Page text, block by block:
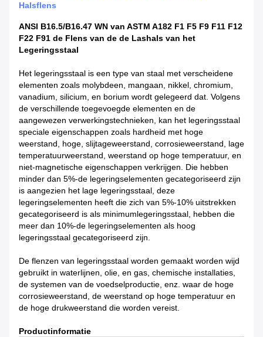
Halsflens
ANSI B16.5/B16.47 WN van ASTM A182 F1 F5 F9 F11 F12
F22 F91 de Flens van de de Lashals van het
Legeringsstaal
Het legeringsstaal is een type van staal met verscheidene
elementen zoals molybdeen, mangaan, nikkel, chromium,
vanadium, silicium, en borium wordt gelegeerd dat. Volgens
de verschillende toegevoegde elementen en de
aangewezen verwerkingstechnieken, kan het legeringsstaal
speciale eigenschappen zoals hardheid met hoge
weerstand, hoge, slijtageweerstand, corrosieweerstand, lage
temperatuurweerstand, weerstand op hoge temperatuur, en
niet-magnetische eigenschappen verkrijgen. Die hebben
minder dan 5%-de legeringselementen gecategoriseerd zijn
is aangezien het lage legeringsstaal, deze
legeringselementen heeft die zich van 5%-10% uitstrekken
gecategoriseerd is als minimumlegeringsstaal, hebben die
meer dan 10%-de legeringselementen als hoog
legeringsstaal gecategoriseerd zijn.
De flenzen van legeringsstaal worden gemaakt worden wijd
gebruikt in waterlijnen, olie, en gas, chemische installaties,
de systemen van de voedselproductie, enz. waar de hoge
corrosieweerstand, de weerstand op hoge temperatuur en
de hoge drukweerstand die worden vereist.
Productinformatie